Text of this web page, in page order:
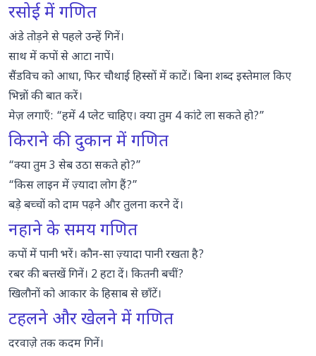
रसोई में गणित
अंडे तोड़ने से पहले उन्हें गिनें।
साथ में कपों से आटा नापें।
सैंडविच को आधा, फिर चौथाई हिस्सों में काटें। बिना शब्द इस्तेमाल किए
भिन्नों की बात करें।
मेज़ लगाएँ: “हमें 4 प्लेट चाहिए। क्या तुम 4 कांटे ला सकते हो?”
किराने की दुकान में गणित
“क्या तुम 3 सेब उठा सकते हो?”
“किस लाइन में ज़्यादा लोग हैं?”
बड़े बच्चों को दाम पढ़ने और तुलना करने दें।
नहाने के समय गणित
कपों में पानी भरें। कौन-सा ज़्यादा पानी रखता है?
रबर की बत्तखें गिनें। 2 हटा दें। कितनी बचीं?
खिलौनों को आकार के हिसाब से छाँटें।
टहलने और खेलने में गणित
दरवाज़े तक कदम गिनें।